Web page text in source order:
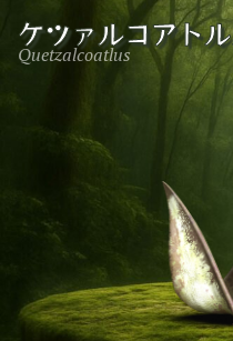
ケツァルコアト
Quetzalcoatlus